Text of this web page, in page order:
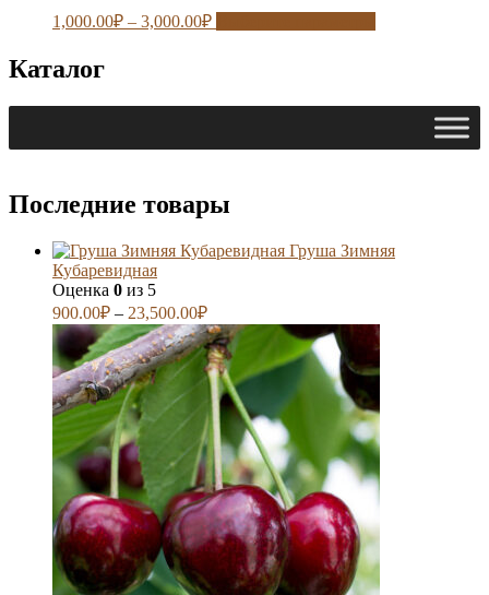
1,000.00₽ – 3,000.00₽
Каталог
Последние товары
Груша Зимняя
Кубаревидная
Оценка 0 из 5
900.00₽ – 23,500.00₽